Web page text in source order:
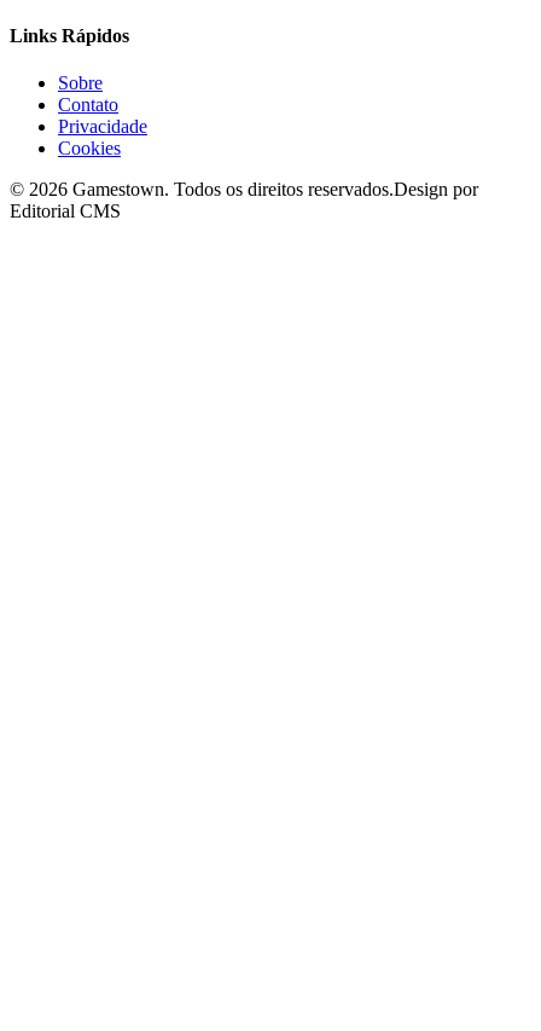
Links Rápidos
Sobre
Contato
Privacidade
Cookies
© 2026 Gamestown. Todos os direitos reservados.Design por
Editorial CMS